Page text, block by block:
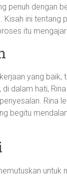
penuh dengan
ini tentang
itu
yang
dalam hati,
Rina
begitu
untuk